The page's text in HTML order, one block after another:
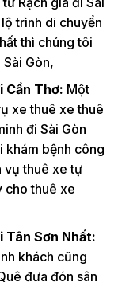
trình di chuyển
thì chúng tôi
Gòn,
Cần Thơ: Một
xe thuê xe thuê
đi Sài Gòn
khám bệnh công
vụ thuê xe tự
cho thuê xe
Tân Sơn Nhất:
khách cũng
đưa đón sân